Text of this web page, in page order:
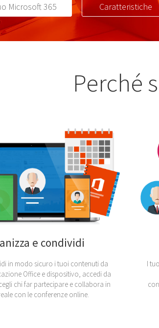
Microsoft 365 Caratteristiche
Perché
e condividi
in modo sicuro i tuoi contenuti da
Office e dispositivo, accedi da
chi far partecipare e collabora in
con le conferenze online.
I